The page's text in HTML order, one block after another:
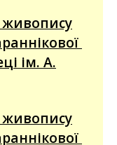
живопису
ім. А.
живопису